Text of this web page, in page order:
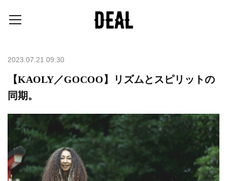
2023.07.21 09:30
【KAOLY／GOCOO】リズムとスピリットの
同期。